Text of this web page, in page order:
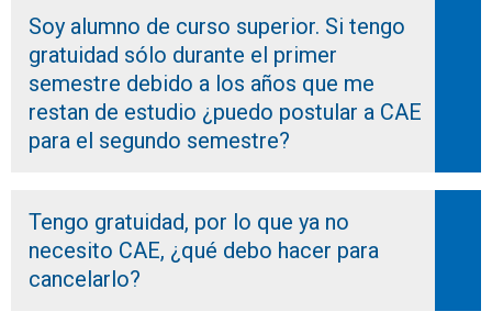
Soy alumno de curso superior. Si tengo
gratuidad sólo durante el primer
semestre debido a los años que me
restan de estudio ¿puedo postular a CAE
para el segundo semestre?
Tengo gratuidad, por lo que ya no
necesito CAE, ¿qué debo hacer para
cancelarlo?